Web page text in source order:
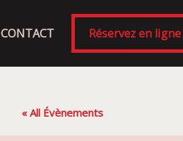
CONTACT Réservez en ligne
« All Évènements